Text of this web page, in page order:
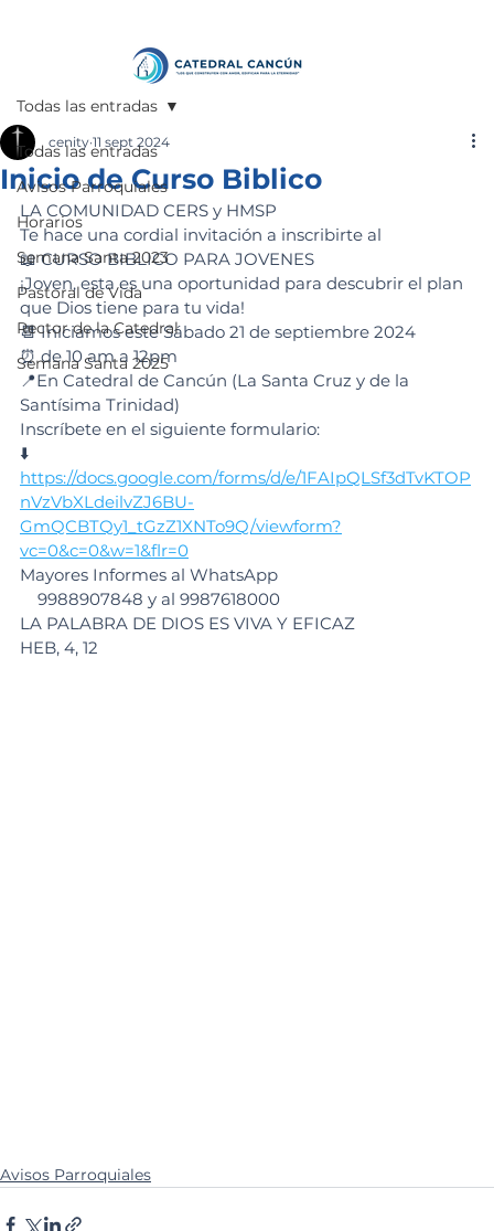
Todas las entradas
Avisos Parroquiales
Horarios
Semana Santa 2023
Pastoral de Vida
Rector de la Catedral
Semana Santa 2025
Todas las entradas
Inicio de Curso Biblico
cenity 11 sept 2024
LA COMUNIDAD CERS y HMSP
Te hace una cordial invitación a inscribirte al
📖 CURSO BIBLICO PARA JOVENES
¡Joven, esta es una oportunidad para descubrir el plan
que Dios tiene para tu vida!
📆 Iniciamos este Sábado 21 de septiembre 2024
⏰ de 10 am a 12pm
📍En Catedral de Cancún (La Santa Cruz y de la
Santísima Trinidad)
Inscríbete en el siguiente formulario:
⬇️
https://docs.google.com/forms/d/e/1FAIpQLSf3dTvKTOP
nVzVbXLdeilvZJ6BU-
GmQCBTQy1_tGzZ1XNTo9Q/viewform?
vc=0&c=0&w=1&flr=0
Mayores Informes al WhatsApp
    9988907848 y al 9987618000
LA PALABRA DE DIOS ES VIVA Y EFICAZ
HEB, 4, 12
Avisos Parroquiales